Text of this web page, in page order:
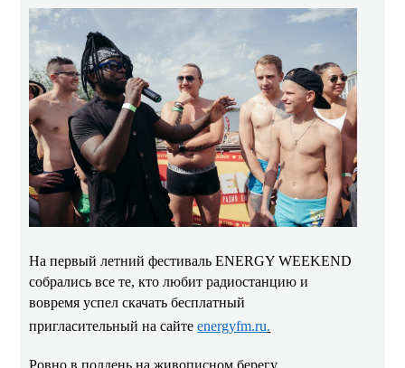
На первый летний фестиваль ENERGY WEEKEND
собрались все те, кто любит радиостанцию и
вовремя успел скачать бесплатный
пригласительный на сайтеenergyfm.ru.